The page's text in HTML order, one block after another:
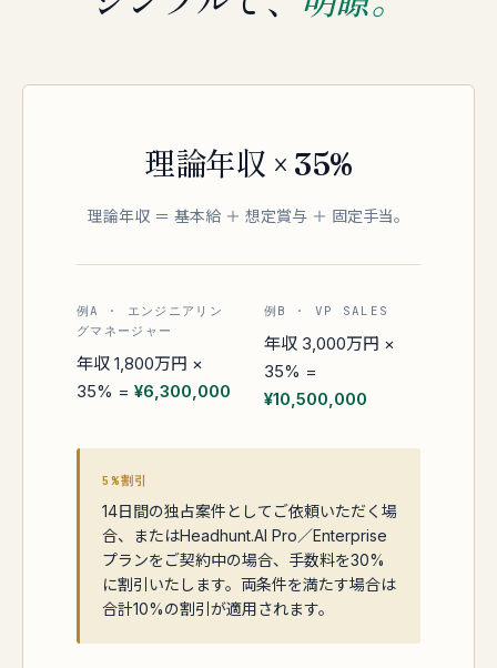
理論年収 × 35%
理論年収 ＝ 基本給 ＋ 想定賞与 ＋ 固定手当。
例A · エンジニアリン
グマネージャー
年収 1,800万円 ×
35% = ¥6,300,000
例B · VP SALES
年収 3,000万円 ×
35% =
¥10,500,000
5%割引
14日間の独占案件としてご依頼いただく場
合、またはHeadhunt.AI Pro／Enterprise
プランをご契約中の場合、手数料を30%
に割引いたします。両条件を満たす場合は
合計10%の割引が適用されます。